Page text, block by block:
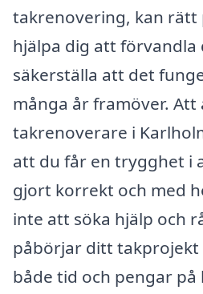
takrenovering, kan rätt
hjälpa dig att förvandla
säkerställa att det
många år framöver.
takrenoverare i
att du får en trygghet i
gjort korrekt och med
inte att söka hjälp och
påbörjar ditt takprojekt
både tid och pengar på